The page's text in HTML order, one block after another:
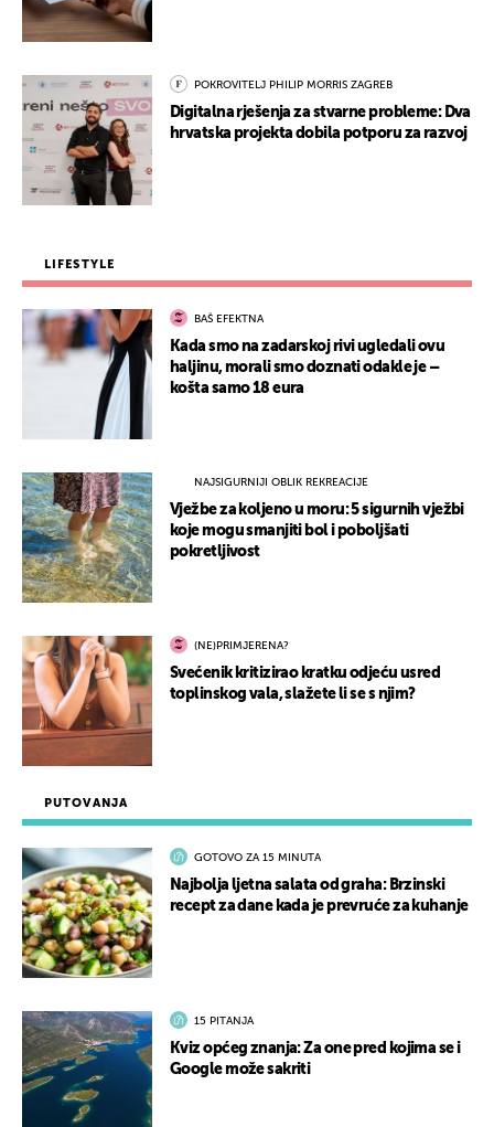
PUTOVANJA
GOTOVO ZA 15 MINUTA
Najbolja ljetna salata od graha: Brzinski
recept za dane kada je prevruće za kuhanje
15 PITANJA
Kviz općeg znanja: Za one pred kojima se i
Google može sakriti
POKROVITELJ PHILIP MORRIS ZAGREB
Digitalna rješenja za stvarne probleme: Dva
hrvatska projekta dobila potporu za razvoj
LIFESTYLE
BAŠ EFEKTNA
Kada smo na zadarskoj rivi ugledali ovu
haljinu, morali smo doznati odakle je –
košta samo 18 eura
NAJSIGURNIJI OBLIK REKREACIJE
Vježbe za koljeno u moru: 5 sigurnih vježbi
koje mogu smanjiti bol i poboljšati
pokretljivost
(NE)PRIMJERENA?
Svećenik kritizirao kratku odjeću usred
toplinskog vala, slažete li se s njim?